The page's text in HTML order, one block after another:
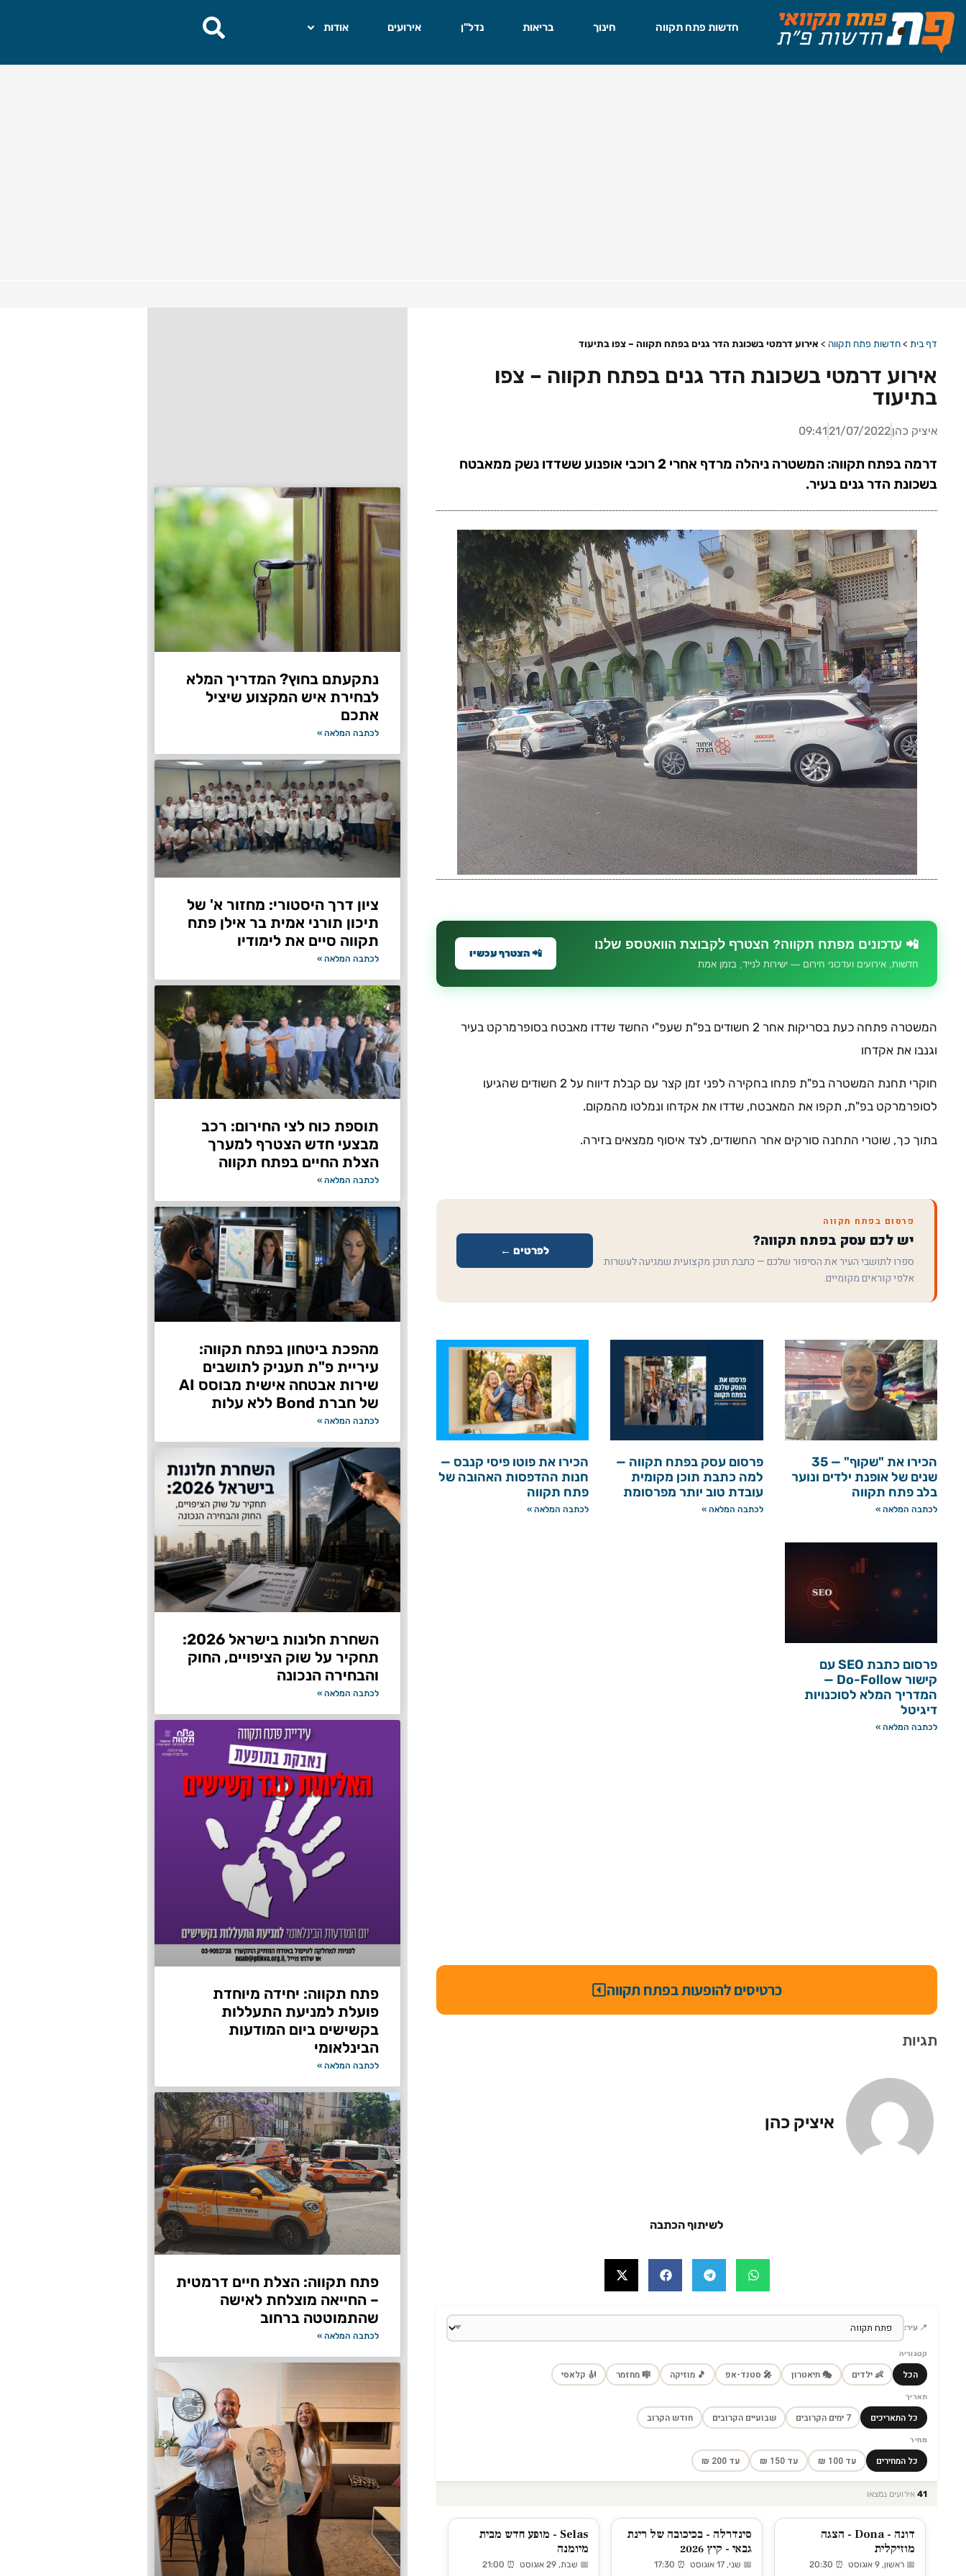
חדשות פתח תקווה חינוך בריאות נדל"ן אירועים אודות
דף בית >חדשות פתח תקווה > אירוע דרמטי בשכונת הדר גנים בפתח תקווה – צפו בתיעוד
אירוע דרמטי בשכונת הדר גנים בפתח תקווה – צפו
בתיעוד
איציק כהן21/07/2022
09:41
דרמה בפתח תקווה: המשטרה ניהלה מרדף אחרי 2 רוכבי אופנוע ששדדו נשק ממאבטח
בשכונת הדר גנים בעיר.
📲 עדכונים מפתח תקווה? הצטרף לקבוצת הוואטספ שלנו
חדשות, אירועים ועדכוני חירום — ישירות לנייד, בזמן אמת
📲 הצטרף עכשיו
המשטרה פתחה כעת בסריקות אחר 2 חשודים בפ"ת שעפ"י החשד שדדו מאבטח בסופרמרקט בעיר
וגנבו את אקדחו
חוקרי תחנת המשטרה בפ"ת פתחו בחקירה לפני זמן קצר עם קבלת דיווח על 2 חשודים שהגיעו
לסופרמרקט בפ"ת, תקפו את המאבטח, שדדו את אקדחו ונמלטו מהמקום.
בתוך כך, שוטרי התחנה סורקים אחר החשודים, לצד איסוף ממצאים בזירה.
פרסום בפתח תקווה
יש לכם עסק בפתח תקווה?
ספרו לתושבי העיר את הסיפור שלכם — כתבת תוכן מקצועית שמגיעה לעשרות
אלפי קוראים מקומיים.
לפרטים ←
הכירו את "שקוף" — 35
שנים של אופנת ילדים ונוער
בלב פתח תקווה
לכתבה המלאה »
פרסום עסק בפתח תקווה —
למה כתבת תוכן מקומית
עובדת טוב יותר מפרסומת
לכתבה המלאה »
הכירו את פוטו פיסי קנבס —
חנות ההדפסות האהובה של
פתח תקווה
לכתבה המלאה »
פרסום כתבת SEO עם
קישור Do-Follow —
המדריך המלא לסוכנויות
דיגיטל
לכתבה המלאה »
כרטיסים להופעות בפתח תקווה
תגיות
איציק כהן
לשיתוף הכתבה
📍 עיר:
קטגוריה
הכל 👶 ילדים 🎭 תיאטרון 🎤 סטנד-אפ 🎵 מוזיקה 🎼 מחזמר 🎻 קלאסי
תאריך
כל התאריכים 7 ימים הקרובים שבועיים הקרובים חודש הקרוב
מחיר
כל המחירים עד 100 ₪ עד 150 ₪ עד 200 ₪
41 אירועים נמצאו
דונה - Dona - הצגה
מוזיקלית
📅 ראשון, 9 אוגוסט ⏰ 20:30
סינדרלה - בכיכובה של רינת
גבאי - קיץ 2026
📅 שני, 17 אוגוסט ⏰ 17:30
Selas - מופע חדש מבית
מיומנה
📅 שבת, 29 אוגוסט ⏰ 21:00
נתקעתם בחוץ? המדריך המלא
לבחירת איש המקצוע שיציל
אתכם
לכתבה המלאה »
ציון דרך היסטורי: מחזור א' של
תיכון תורני אמית בר אילן פתח
תקווה סיים את לימודיו
לכתבה המלאה »
תוספת כוח לצי החירום: רכב
מבצעי חדש הצטרף למערך
הצלת החיים בפתח תקווה
לכתבה המלאה »
מהפכת ביטחון בפתח תקווה:
עיריית פ"ת תעניק לתושבים
שירות אבטחה אישית מבוסס AI
של חברת Bond ללא עלות
לכתבה המלאה »
השחרת חלונות בישראל 2026:
תחקיר על שוק הציפויים, החוק
והבחירה הנכונה
לכתבה המלאה »
פתח תקווה: יחידה מיוחדת
פועלת למניעת התעללות
בקשישים ביום המודעות
הבינלאומי
לכתבה המלאה »
פתח תקווה: הצלת חיים דרמטית
– החייאה מוצלחת לאישה
שהתמוטטה ברחוב
לכתבה המלאה »